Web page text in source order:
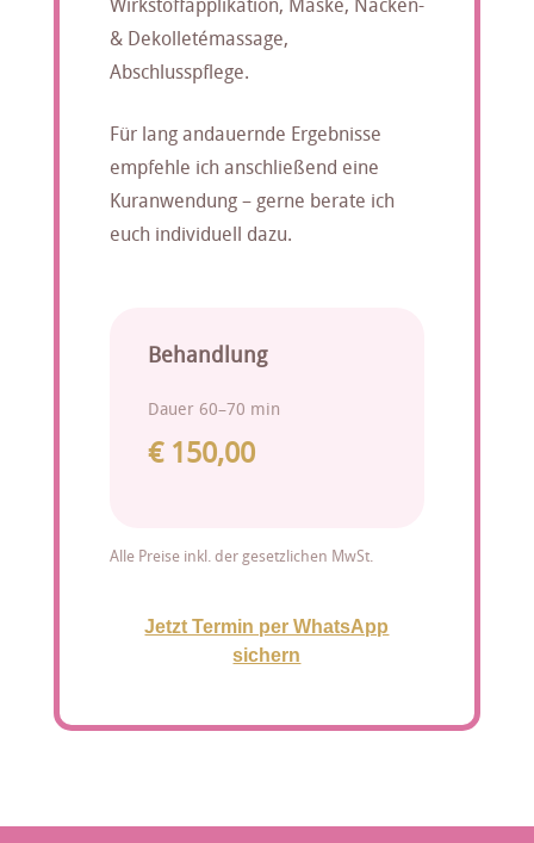
& Dekolletémassage,
Abschlusspflege.
Für lang andauernde Ergebnisse
empfehle ich anschließend eine
Kuranwendung – gerne berate ich
euch individuell dazu.
Behandlung
Dauer 60–70 min
€ 150,00
Alle Preise inkl. der gesetzlichen MwSt.
Jetzt Termin per WhatsApp
sichern